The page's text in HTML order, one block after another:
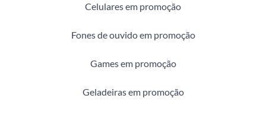
Celulares em promoção
Fones de ouvido em promoção
Games em promoção
Geladeiras em promoção